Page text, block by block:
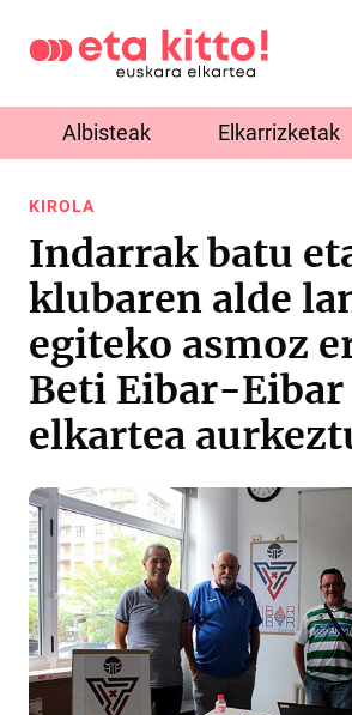
Albisteak Elkarrizketak
KIROLA
Indarrak batu
klubaren alde
egiteko asmoz
Beti Eibar-Eibar
elkartea